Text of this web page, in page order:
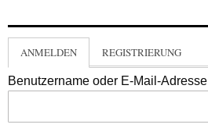
ANMELDEN REGISTRIERUNG
Benutzername oder E-Mail-Adresse